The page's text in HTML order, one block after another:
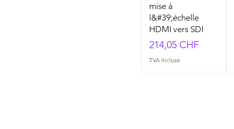
mise à
l&#39;échelle
HDMI vers SDI
Prix
214,05 CHF
TVA Incluse